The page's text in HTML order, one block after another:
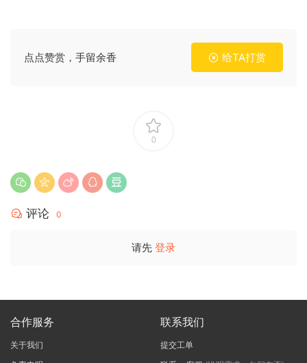
点点赞赏，手留余香 给TA打赏
0
评论 0
请先 登录
合作服务
关于我们
联系我们
提交工单